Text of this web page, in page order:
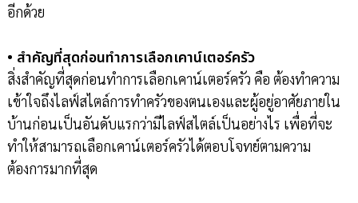
อีกด้วย
• สำคัญที่สุดก่อนทำการเลือกเคาน์เตอร์ครัว
สิ่งสำคัญที่สุดก่อนทำการเลือกเคาน์เตอร์ครัว คือ ต้องทำความ
เข้าใจถึงไลฟ์สไตล์การทำครัวของตนเองและผู้อยู่อาศัยภายใน
บ้านก่อนเป็นอันดับแรกว่ามีไลฟ์สไตล์เป็นอย่างไร เพื่อที่จะ
ทำให้สามารถเลือกเคาน์เตอร์ครัวได้ตอบโจทย์ตามความ
ต้องการมากที่สุด